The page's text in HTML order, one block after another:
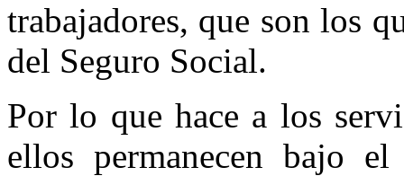
trabajadores, que son los
del Seguro Social.
Por lo que hace a los
ellos permanecen bajo